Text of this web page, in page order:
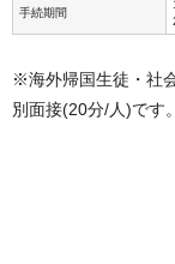
手続期間
※海外帰国生徒・社
別面接(20分/人)です。